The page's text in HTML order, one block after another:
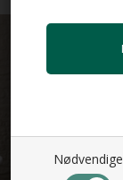
Nødvendige